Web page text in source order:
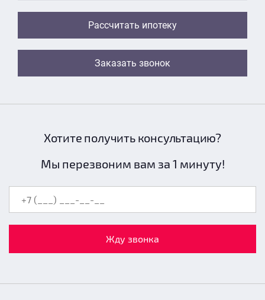
Рассчитать ипотеку
Заказать звонок
Хотите получить консультацию?
Мы перезвоним вам за 1 минуту!
Жду звонка